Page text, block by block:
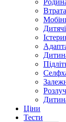
Ціни
Тести